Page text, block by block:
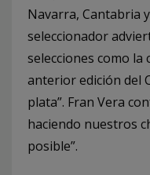
Navarra, Cantabria
seleccionador
selecciones como la
anterior edición del
plata”. Fran Vera
haciendo nuestros
posible”.